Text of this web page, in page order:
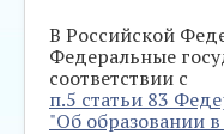
В Российской
Федеральные
соответствии с
п.5 статьи 83
"Об образовании